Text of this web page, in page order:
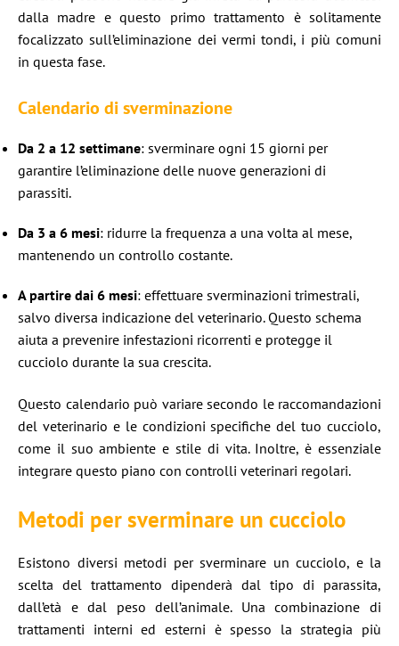
dalla madre e questo primo trattamento è solitamente
focalizzato sull’eliminazione dei vermi tondi, i più comuni
in questa fase.​
Calendario di sverminazione
Da 2 a 12 settimane: sverminare ogni 15 giorni per
garantire l’eliminazione delle nuove generazioni di
parassiti.​
Da 3 a 6 mesi: ridurre la frequenza a una volta al mese,
mantenendo un controllo costante.​
A partire dai 6 mesi: effettuare sverminazioni trimestrali,
salvo diversa indicazione del veterinario. Questo schema
aiuta a prevenire infestazioni ricorrenti e protegge il
cucciolo durante la sua crescita.​
Questo calendario può variare secondo le raccomandazioni
del veterinario e le condizioni specifiche del tuo cucciolo,
come il suo ambiente e stile di vita. Inoltre, è essenziale
integrare questo piano con controlli veterinari regolari.​
Metodi per sverminare un cucciolo
Esistono diversi metodi per sverminare un cucciolo, e la
scelta del trattamento dipenderà dal tipo di parassita,
dall’età e dal peso dell’animale. Una combinazione di
trattamenti interni ed esterni è spesso la strategia più